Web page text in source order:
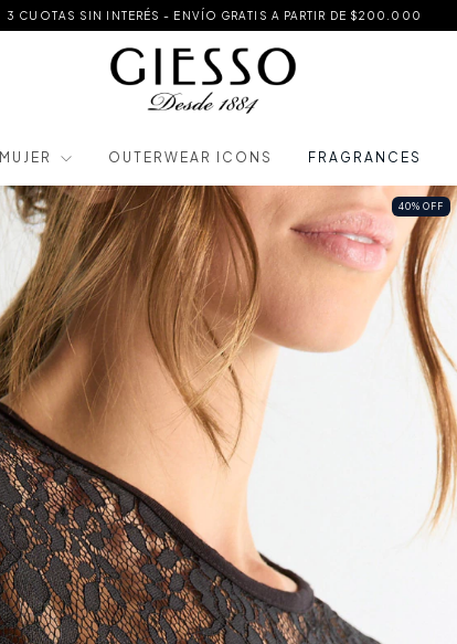
3 CUOTAS SIN INTERÉS - ENVÍO GRATIS A PARTIR DE $200.000
MUJER OUTERWEAR ICONS FRAGRANCES
40% OFF